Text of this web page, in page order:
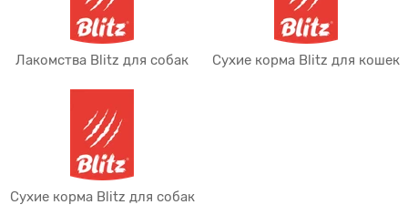
Лакомства Blitz для собак Сухие корма Blitz для кошек
Сухие корма Blitz для собак